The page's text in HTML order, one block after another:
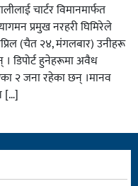
चार्टर विमानमार्फत
प्रमुख नरहरी घिमिरेले
(चैत २४, मंगलबार) उनीहरू
। डिपोर्ट हुनेहरूमा अवैध
२ जना रहेका छन् ।मानव
[…]